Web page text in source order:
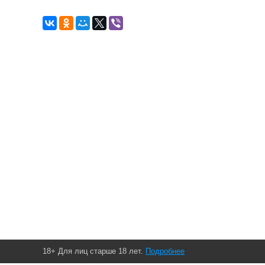
18+ Для лиц старше 18 лет. Подробнее